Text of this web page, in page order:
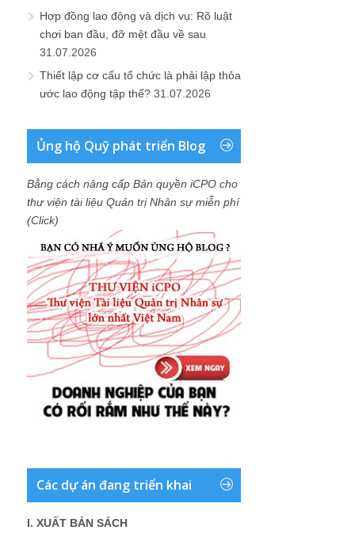
Hợp đồng lao động và dịch vụ: Rõ luật
chơi ban đầu, đỡ mệt đầu về sau
31.07.2026
Thiết lập cơ cấu tổ chức là phải lập thỏa
ước lao động tập thể? 31.07.2026
Ủng hộ Quỹ phát triển Blog
Bằng cách nâng cấp Bản quyền iCPO cho
thư viện tài liệu Quản trị Nhân sự miễn phí
(Click)
Các dự án đang triển khai
I. XUẤT BẢN SÁCH